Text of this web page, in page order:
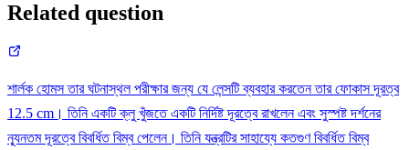
Related question
শার্লক হোমস তার ঘটনাস্থল পরীক্ষার জন্য যে লেন্সটি ব্যবহার করতেন তার ফোকাস দূরত্ব
12.5 cm। তিনি একটি ক্লু খুঁজতে একটি নির্দিষ্ট দূরত্বে রাখলেন এবং সুস্পষ্ট দর্শনের
ন্যূনতম দূরত্বে বিবর্ধিত বিম্ব পেলেন। তিনি যন্ত্রটির সাহায্যে কতগুণ বিবর্ধিত বিম্ব